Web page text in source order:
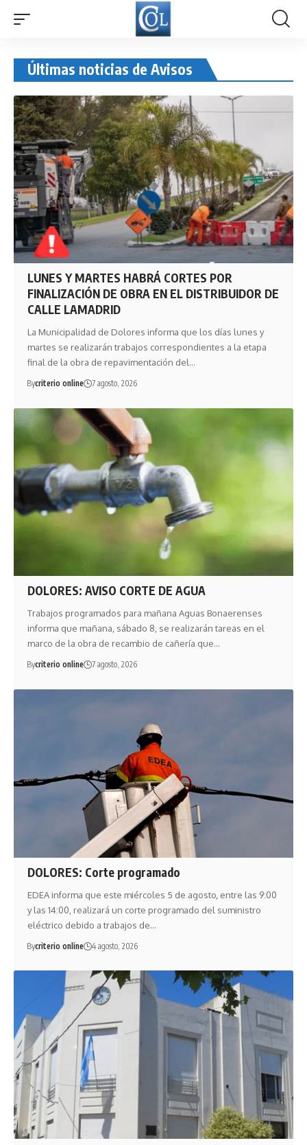
Últimas noticias de Avisos
LUNES Y MARTES HABRÁ CORTES POR
FINALIZACIÓN DE OBRA EN EL DISTRIBUIDOR DE
CALLE LAMADRID
La Municipalidad de Dolores informa que los días lunes y
martes se realizarán trabajos correspondientes a la etapa
final de la obra de repavimentación del…
Bycriterio online 7 agosto, 2026
DOLORES: AVISO CORTE DE AGUA
Trabajos programados para mañana Aguas Bonaerenses
informa que mañana, sábado 8, se realizarán tareas en el
marco de la obra de recambio de cañería que…
Bycriterio online 7 agosto, 2026
DOLORES: Corte programado
EDEA informa que este miércoles 5 de agosto, entre las 9:00
y las 14:00, realizará un corte programado del suministro
eléctrico debido a trabajos de…
Bycriterio online 4 agosto, 2026